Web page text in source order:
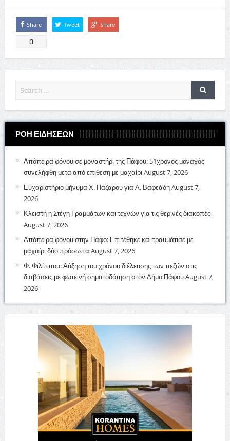
Share
0
Tweet Share
ΡΟΗ ΕΙΔΗΣΕΩΝ
Απόπειρα φόνου σε μοναστήρι της Πάφου: 51χρονος μοναχός
συνελήφθη μετά από επίθεση με μαχαίρι August 7, 2026
Ευχαριστήριο μήνυμα Χ. Πάζαρου για Α. ΒαφεάδηAugust 7,
2026
Κλειστή η Στέγη Γραμμάτων και τεχνών για τις θερινές διακοπές
August 7, 2026
Απόπειρα φόνου στην Πάφο: Επιτέθηκε και τραυμάτισε με
μαχαίρι δύο πρόσωπα August 7, 2026
Φ. Φιλίππου: Αύξηση του χρόνου διέλευσης των πεζών στις
διαβάσεις με φωτεινή σηματοδότηση στον Δήμο ΠάφουAugust 7,
2026